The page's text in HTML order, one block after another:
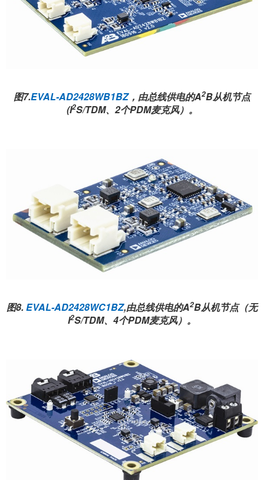
图7.EVAL-AD2428WB1BZ，由总线供电的A2B从机节点
(I2S/TDM、2个PDM麦克风）。
图8. EVAL-AD2428WC1BZ,由总线供电的A2B从机节点（无
I2S/TDM、4个PDM麦克风）。